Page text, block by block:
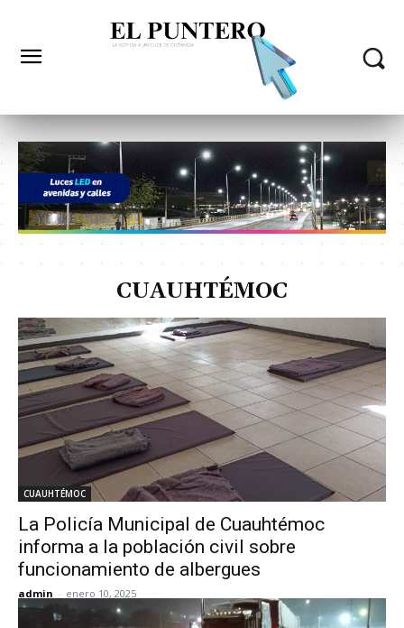
CUAUHTÉMOC
CUAUHTÉMOC
La Policía Municipal de Cuauhtémoc
informa a la población civil sobre
funcionamiento de albergues
admin - enero 10, 2025